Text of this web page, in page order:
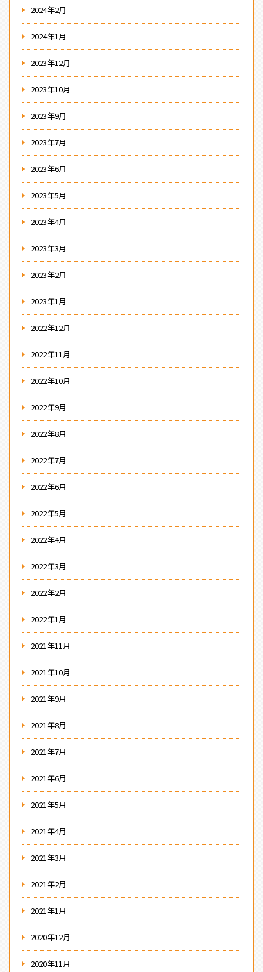
2024年2月
2024年1月
2023年12月
2023年10月
2023年9月
2023年7月
2023年6月
2023年5月
2023年4月
2023年3月
2023年2月
2023年1月
2022年12月
2022年11月
2022年10月
2022年9月
2022年8月
2022年7月
2022年6月
2022年5月
2022年4月
2022年3月
2022年2月
2022年1月
2021年11月
2021年10月
2021年9月
2021年8月
2021年7月
2021年6月
2021年5月
2021年4月
2021年3月
2021年2月
2021年1月
2020年12月
2020年11月